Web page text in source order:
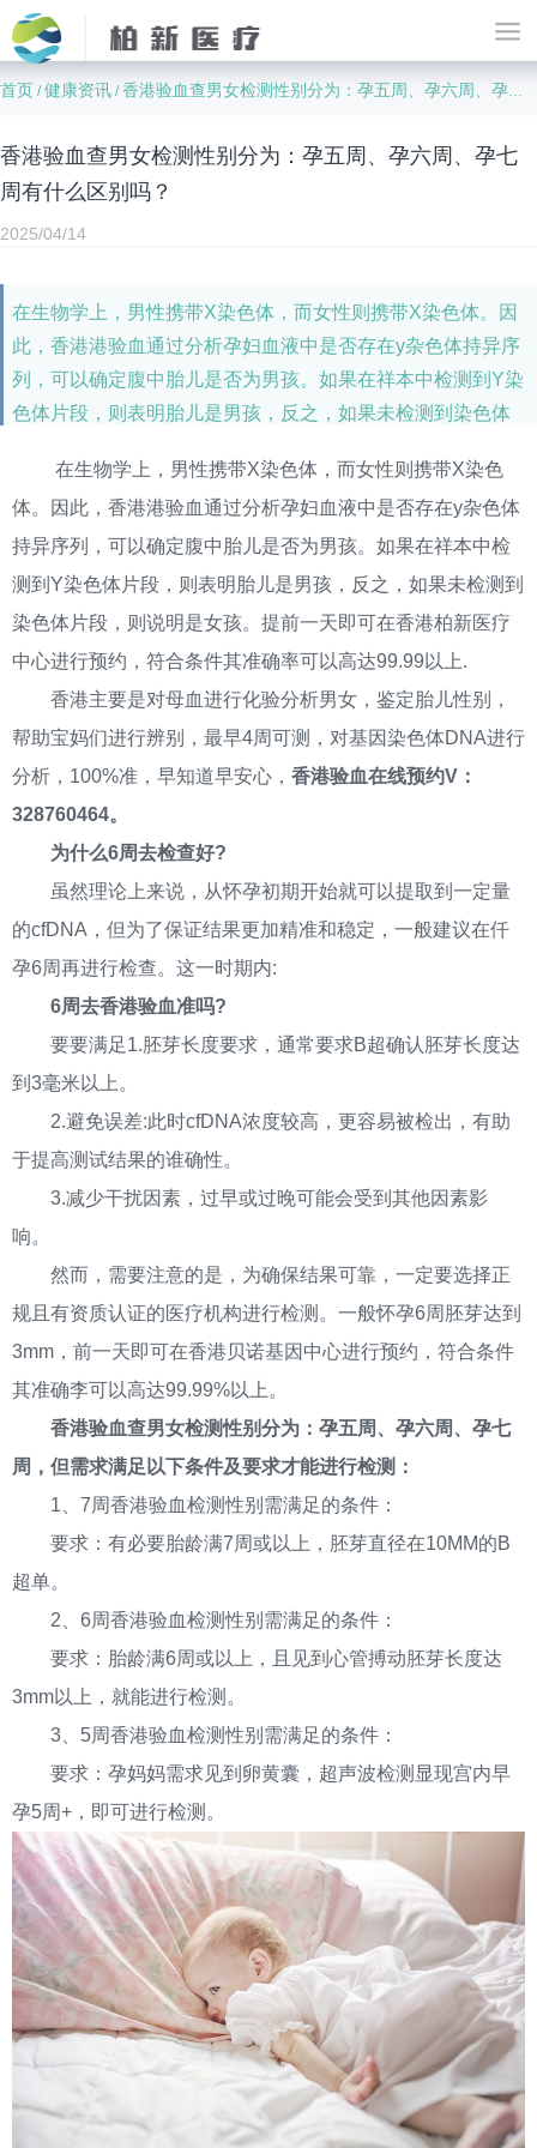
首页 /健康资讯 /香港验血查男女检测性别分为：孕五周、孕六周、孕七周有什么区别吗？
香港验血查男女检测性别分为：孕五周、孕六周、孕七
周有什么区别吗？
2025/04/14
在生物学上，男性携带X染色体，而女性则携带X染色体。因
此，香港港验血通过分析孕妇血液中是否存在y杂色体持异序
列，可以确定腹中胎儿是否为男孩。如果在祥本中检测到Y染
色体片段，则表明胎儿是男孩，反之，如果未检测到染色体
行预约，符合条件其准确率可以高达99.99以上.
在生物学上，男性携带X染色体，而女性则携带X染色
体。因此，香港港验血通过分析孕妇血液中是否存在y杂色体
持异序列，可以确定腹中胎儿是否为男孩。如果在祥本中检
测到Y染色体片段，则表明胎儿是男孩，反之，如果未检测到
染色体片段，则说明是女孩。提前一天即可在香港柏新医疗
中心进行预约，符合条件其准确率可以高达99.99以上.
香港主要是对母血进行化验分析男女，鉴定胎儿性别，
帮助宝妈们进行辨别，最早4周可测，对基因染色体DNA进行
分析，100%准，早知道早安心， 香港验血在线预约V：
328760464。
为什么6周去检查好?
虽然理论上来说，从怀孕初期开始就可以提取到一定量
的cfDNA，但为了保证结果更加精准和稳定，一般建议在仟
孕6周再进行检查。这一时期内:
6周去香港验血准吗?
要要满足1.胚芽长度要求，通常要求B超确认胚芽长度达
到3毫米以上。
2.避免误差:此时cfDNA浓度较高，更容易被检出，有助
于提高测试结果的谁确性。
3.减少干扰因素，过早或过晚可能会受到其他因素影
响。
然而，需要注意的是，为确保结果可靠，一定要选择正
规且有资质认证的医疗机构进行检测。一般怀孕6周胚芽达到
3mm，前一天即可在香港贝诺基因中心进行预约，符合条件
其准确李可以高达99.99%以上。
香港验血查男女检测性别分为：孕五周、孕六周、孕七
周，但需求满足以下条件及要求才能进行检测：
1、7周香港验血检测性别需满足的条件：
要求：有必要胎龄满7周或以上，胚芽直径在10MM的B
超单。
2、6周香港验血检测性别需满足的条件：
要求：胎龄满6周或以上，且见到心管搏动胚芽长度达
3mm以上，就能进行检测。
3、5周香港验血检测性别需满足的条件：
要求：孕妈妈需求见到卵黄囊，超声波检测显现宫内早
孕5周+，即可进行检测。